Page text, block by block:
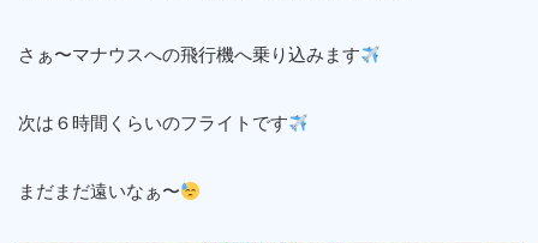
さぁ〜マナウスへの飛行機へ乗り込みます
次は６時間くらいのフライトです
まだまだ遠いなぁ〜